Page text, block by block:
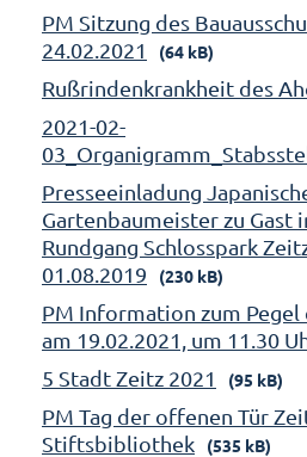
PM Sitzung des
24.02.2021
(64 kB)
Rußrindenkrankheit des
2021-02-
Presseeinladung
Gartenbaumeister zu Gast
Rundgang Schlosspark
01.08.2019
(230 kB)
PM Information zum
am 19.02.2021, um 11.30
5 Stadt Zeitz 2021 (95 kB)
PM Tag der offenen Tür
Stiftsbibliothek
(535 kB)